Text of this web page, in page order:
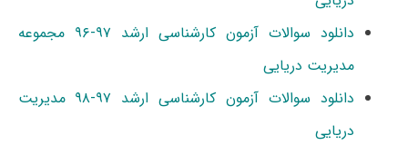
دانلود سوالات آزمون کارشناسی ارشد ۹۷-۹۶ مجموعه
مدیریت دریایی
دانلود سوالات آزمون کارشناسی ارشد ۹۷-۹۸ مدیریت
دریایی